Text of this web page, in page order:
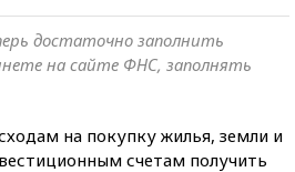
достаточно заполнить
на сайте ФНС, заполнять
на покупку жилья, земли и
счетам получить